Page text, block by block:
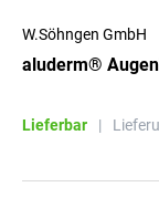
W.Söhngen GmbH
aluderm®
Lieferbar |